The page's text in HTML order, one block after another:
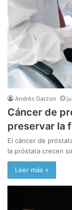
Andrés Garzon
Cáncer de
preservar la
El cáncer de
la próstata crecen
Leer más »